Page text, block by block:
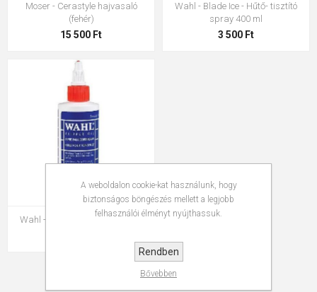
Moser - Cerastyle hajvasaló
(fehér)
15 500 Ft
Wahl - Blade Ice - Hűtő- tisztító
spray 400 ml
3 500 Ft
Wahl - Hajvágógép olaj 118 ml
A weboldalon cookie-kat használunk, hogy
biztonságos böngészés mellett a legjobb
felhasználói élményt nyújthassuk.
Rendben
Bővebben